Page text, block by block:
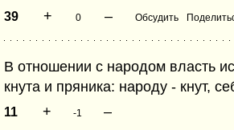
39 + 0 – Обсудить
В отношении с народом власть
кнута и пряника: народу - кнут,
11 + -1 –